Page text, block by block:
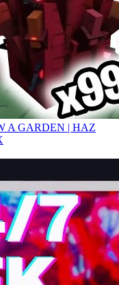
A GARDEN | HAZ